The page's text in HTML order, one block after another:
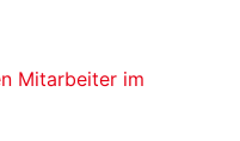
Mitarbeiter im